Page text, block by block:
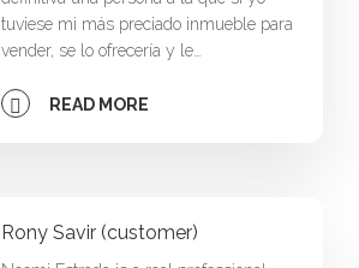
tuviese mi más preciado inmueble para
vender, se lo ofrecería y le…
READ MORE
Rony Savir (customer)